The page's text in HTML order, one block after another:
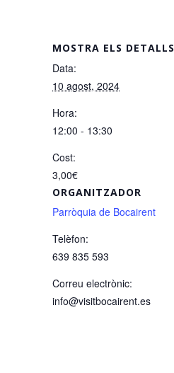
MOSTRA ELS DETALLS
Data:
10 agost, 2024
Hora:
12:00 - 13:30
Cost:
3,00€
ORGANITZADOR
Parròquia de Bocairent
Telèfon:
639 835 593
Correu electrònic:
info@visitbocairent.es